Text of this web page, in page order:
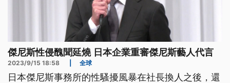
傑尼斯性侵醜聞延燒 日本企業重審傑尼斯藝人代言
2023/9/15 18:58 全球
日本傑尼斯事務所的性騷擾風暴在社長換人之後，還